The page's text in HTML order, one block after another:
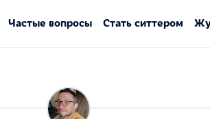
Частые вопросы Стать ситтером